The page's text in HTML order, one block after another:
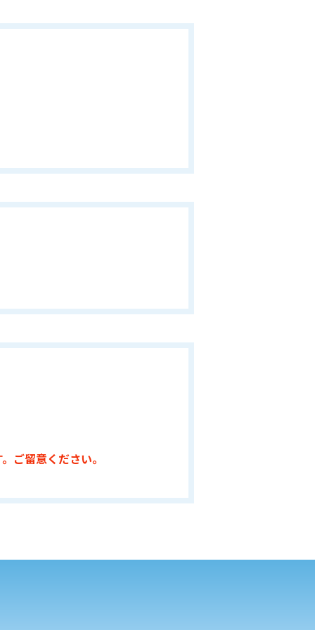
ご留意ください。